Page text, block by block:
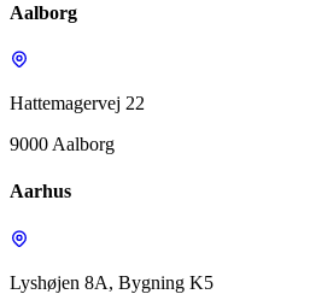
Aalborg
Hattemagervej 22
9000 Aalborg
Aarhus
Lyshøjen 8A, Bygning K5